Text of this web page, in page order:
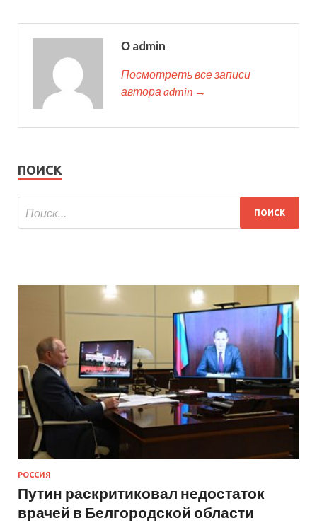
О admin
Посмотреть все записи
автора admin →
ПОИСК
РОССИЯ
Путин раскритиковал недостаток
врачей в Белгородской области